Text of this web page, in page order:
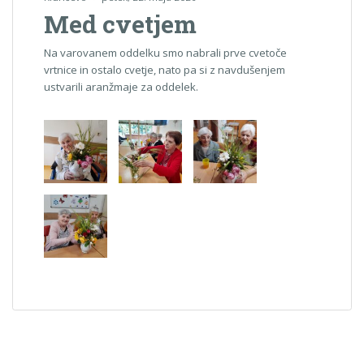
Med cvetjem
Na varovanem oddelku smo nabrali prve cvetoče
vrtnice in ostalo cvetje, nato pa si z navdušenjem
ustvarili aranžmaje za oddelek.